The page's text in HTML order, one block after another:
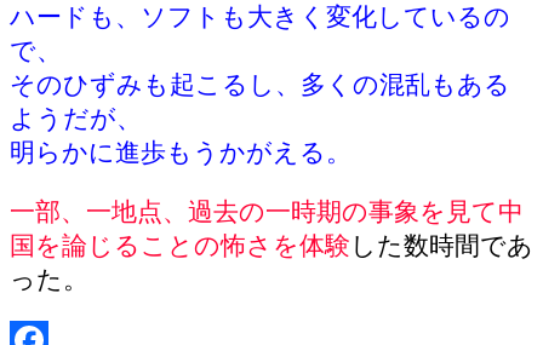
ハードも、ソフトも大きく変化しているの
で、
そのひずみも起こるし、多くの混乱もある
ようだが、
明らかに進歩もうかがえる。
一部、一地点、過去の一時期の事象を見て中
国を論じることの怖さを体験 した数時間であ
った。